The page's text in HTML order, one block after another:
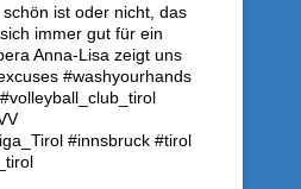
ist oder nicht, das
immer gut für ein
Anna-Lisa zeigt uns
#washyourhands
#innsbruck #tirol